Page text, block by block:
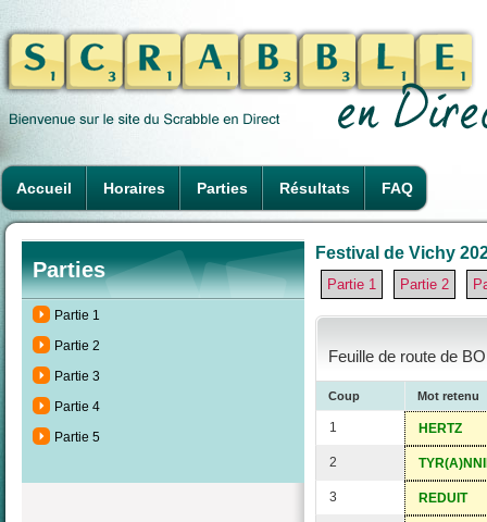
Accueil Horaires Parties Résultats FAQ
Parties
Partie 1
Partie 2
Partie 3
Partie 4
Partie 5
Festival de Vichy
Partie 1 Partie 2
Feuille de route de
Coup Mot retenu
1 HERTZ
2
3 REDUIT